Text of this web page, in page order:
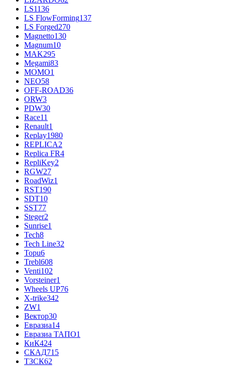
LS1136
LS FlowForming137
LS Forged270
Magnetto130
Magnum10
MAK295
Megami83
MOMO1
NEO58
OFF-ROAD36
ORW3
PDW30
Race11
Renault1
Replay1980
REPLICA2
Replica FR4
RepliKey2
RGW27
RoadWiz1
RST190
SDT10
SST77
Steger2
Sunrise1
Tech8
Tech Line32
Topu6
Trebl608
Venti102
Vorsteiner1
Wheels UP76
X-trike342
ZW1
Вектор30
Евразиа14
Евразиа ТАПО1
КиК424
СКАД715
ТЗСК62